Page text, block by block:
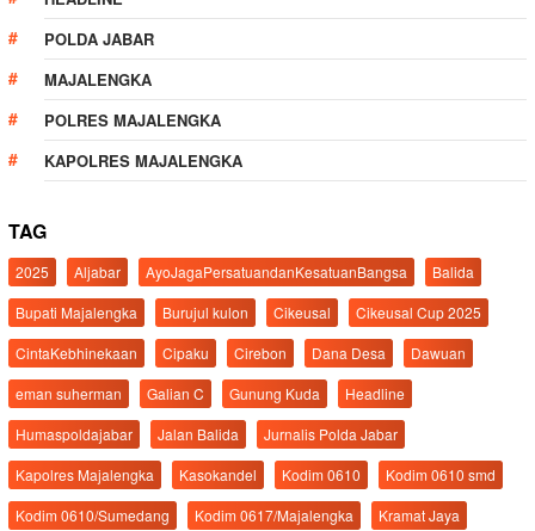
POLDA JABAR
MAJALENGKA
POLRES MAJALENGKA
KAPOLRES MAJALENGKA
TAG
2025 Aljabar AyoJagaPersatuandanKesatuanBangsa
Balida
Bupati Majalengka
Burujul kulon Cikeusal
Cikeusal Cup 2025
CintaKebhinekaan
Cipaku Cirebon Dana Desa
Dawuan
eman suherman
Galian C Gunung Kuda
Headline
Humaspoldajabar
Jalan Balida
Jurnalis Polda Jabar
Kapolres Majalengka
Kasokandel Kodim 0610
Kodim 0610 smd
Kodim 0610/Sumedang
Kodim 0617/Majalengka
Kramat Jaya